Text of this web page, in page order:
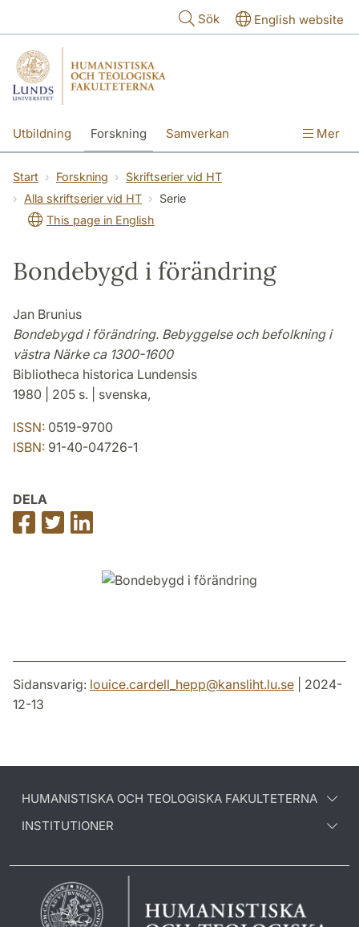
Sök English website
Utbildning Forskning Samverkan Mer
Start Forskning
Skriftserier vid HT
Alla skriftserier vid HT
Serie
This page in English
Bondebygd i förändring
Jan Brunius
Bondebygd i förändring. Bebyggelse och befolkning i
västra Närke ca 1300-1600
Bibliotheca historica Lundensis
1980 | 205 s. | svenska,
ISSN: 0519-9700
ISBN: 91-40-04726-1
DELA
Dela
på
Dela
på
på
Sidansvarig: louice.cardell_hepp@kansliht.lu.se | 2024-
12-13
HUMANISTISKA OCH TEOLOGISKA FAKULTETERNA
INSTITUTIONER